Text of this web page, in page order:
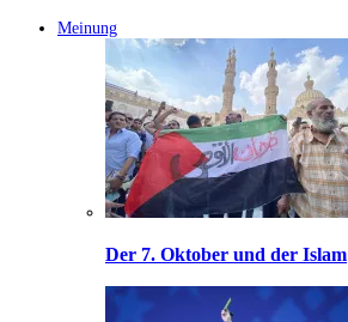
Meinung
Der 7. Oktober und der Islam